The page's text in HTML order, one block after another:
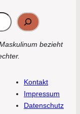
bezieht
Kontakt
Impressum
Datenschutz